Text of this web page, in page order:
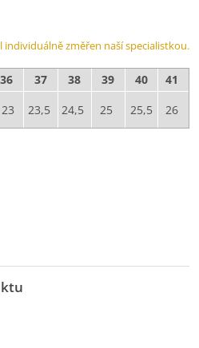
změřen naší specialistkou.
36 37 38 39 40
41
23 23,5 24,5 25 25,5 26